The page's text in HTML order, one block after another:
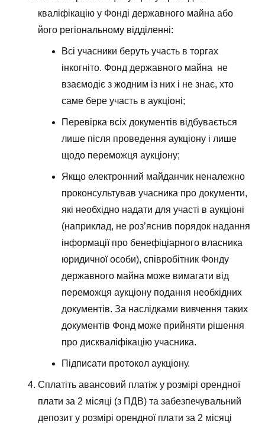
кваліфікацію у Фонді державного майна або
його регіональному відділенні:
Всі учасники беруть участь в торгах
інкогніто. Фонд державного майна не
взаємодіє з жодним із них і не знає, хто
саме бере участь в аукціоні;
Перевірка всіх документів відбувається
лише після проведення аукціону і лише
щодо переможця аукціону;
Якщо електронний майданчик неналежно
проконсультував учасника про документи,
які необхідно надати для участі в аукціоні
(наприклад, не роз’яснив порядок надання
інформації про бенефіціарного власника
юридичної особи), співробітник Фонду
державного майна може вимагати від
переможця аукціону подання необхідних
документів. За наслідками вивчення таких
документів Фонд може прийняти рішення
про дискваліфікацію учасника.
Підписати протокол аукціону.
Сплатіть авансовий платіж у розмірі орендної
плати за 2 місяці (з ПДВ) та забезпечувальний
депозит у розмірі орендної плати за 2 місяці